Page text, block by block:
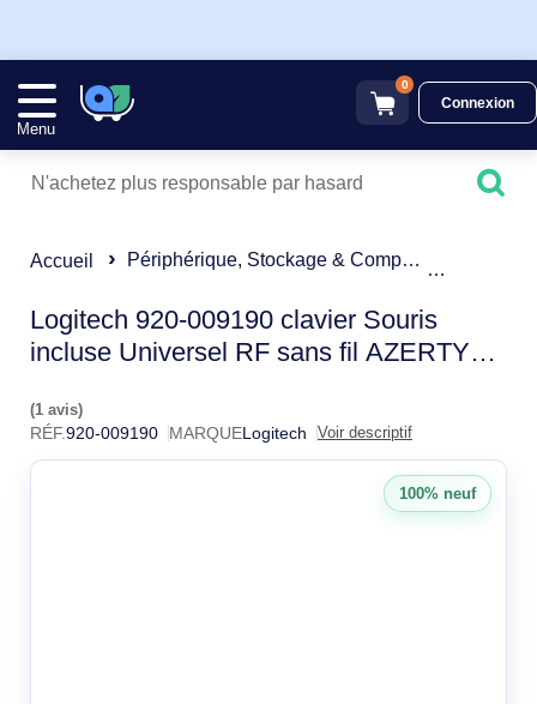
Menu
0
Connexion
Accueil Périphérique, Stockage & Composant
Logitech MK470 Pack
Logitech 920-009190 clavier Souris
incluse Universel RF sans fil AZERTY
(1 avis)
RÉF.920-009190 MARQUELogitech Voir descriptif
100% neuf